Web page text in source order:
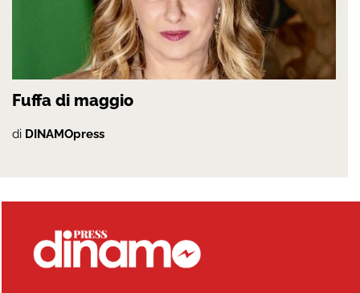
Fuffa di maggio
di DINAMOpress